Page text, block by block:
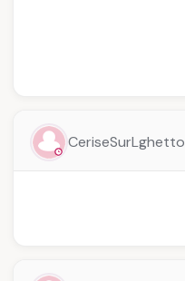
CeriseSurLghetto